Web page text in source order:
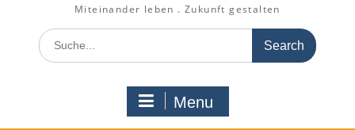
Miteinander leben . Zukunft gestalten
Search
for:
Menu